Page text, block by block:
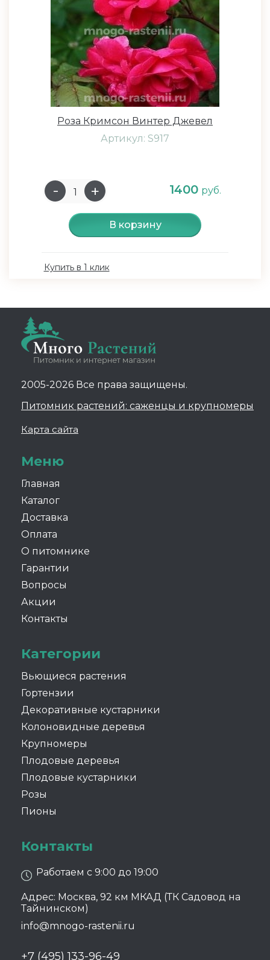
Роза Кримсон Винтер Джевел
Артикул: S917
1400 руб.
В корзину
Купить в 1 клик
2005-2026 Все права защищены.
Питомник растений: саженцы и крупномеры
Карта сайта
Меню
Главная
Каталог
Доставка
Оплата
О питомнике
Гарантии
Вопросы
Акции
Контакты
Категории
Вьющиеся растения
Гортензии
Декоративные кустарники
Колоновидные деревья
Крупномеры
Плодовые деревья
Плодовые кустарники
Розы
Пионы
Контакты
Работаем с 9:00 до 19:00
Адрес: Москва, 92 км МКАД (ТК Садовод на
Тайнинском)
info@mnogo-rastenii.ru
+7 (495) 133-96-49